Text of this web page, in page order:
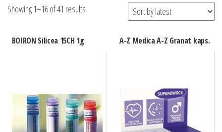
Showing 1–16 of 41 results
BOIRON Silicea 15CH 1g A-Z Medica A-Z Granat kaps.